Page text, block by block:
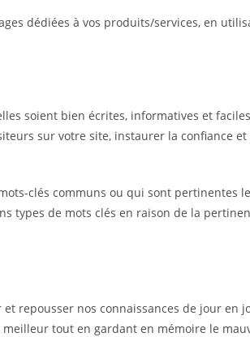
dédiées à vos produits/services, en
soient bien écrites, informatives et
sur votre site, instaurer la confiance
clés communs ou qui sont pertinentes
types de mots clés en raison de la
repousser nos connaissances de jour en
tout en gardant en mémoire le